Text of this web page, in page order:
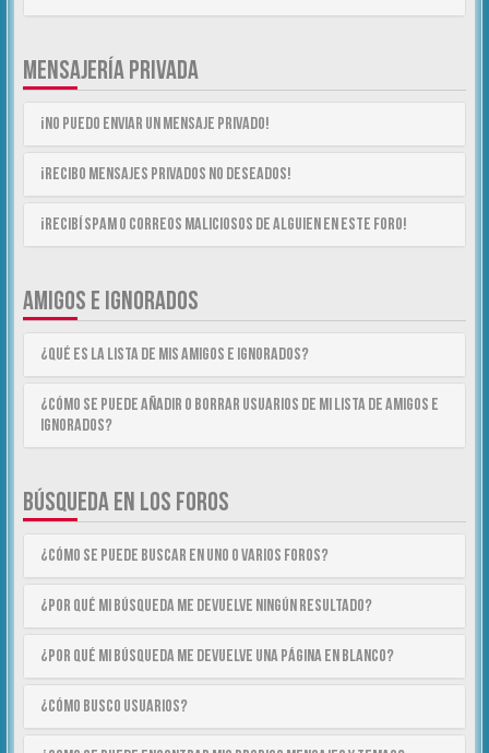
MENSAJERÍA PRIVADA
¡No puedo enviar un mensaje privado!
¡Recibo mensajes privados no deseados!
¡Recibí spam o correos maliciosos de alguien en este foro!
AMIGOS E IGNORADOS
¿Qué es la lista de Mis Amigos e Ignorados?
¿Cómo se puede añadir o borrar usuarios de mi lista de Amigos e
Ignorados?
BÚSQUEDA EN LOS FOROS
¿Cómo se puede buscar en uno o varios foros?
¿Por qué mi búsqueda me devuelve ningún resultado?
¿Por qué mi búsqueda me devuelve una página en blanco?
¿Cómo busco usuarios?